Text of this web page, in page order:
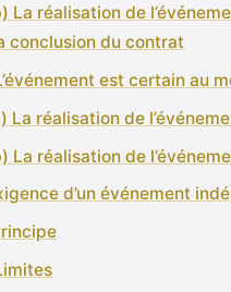
La réalisation de
conclusion du contrat
est certain au
La réalisation de
La réalisation de
d’un événement